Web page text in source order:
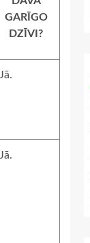
GARĪGO
DZĪVI?
Jā.
Jā.